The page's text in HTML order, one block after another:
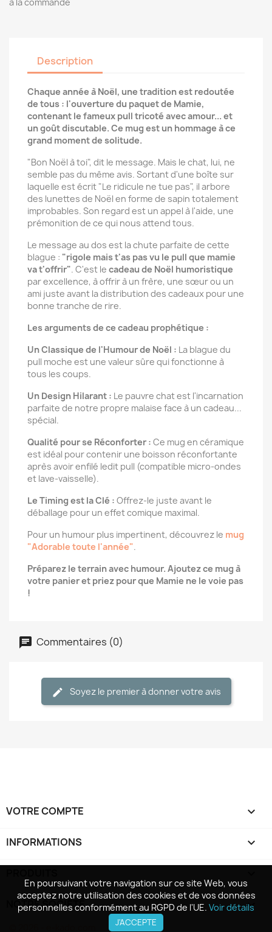
En poursuivant votre navigation sur ce site Web, vous
acceptez notre utilisation des cookies et de vos données
personnelles conformément au RGPD de l'UE. Voir détails
J'ACCEPTE
Description
Chaque année à Noël, une tradition est redoutée
de tous : l'ouverture du paquet de Mamie,
contenant le fameux pull tricoté avec amour... et
un goût discutable. Ce mug est un hommage à ce
grand moment de solitude.
"Bon Noël à toi", dit le message. Mais le chat, lui, ne
semble pas du même avis. Sortant d'une boîte sur
laquelle est écrit "Le ridicule ne tue pas", il arbore
des lunettes de Noël en forme de sapin totalement
improbables. Son regard est un appel à l'aide, une
prémonition de ce qui nous attend tous.
Le message au dos est la chute parfaite de cette
blague : "rigole mais t'as pas vu le pull que mamie
va t'offrir". C'est le cadeau de Noël humoristique
par excellence, à offrir à un frère, une sœur ou un
ami juste avant la distribution des cadeaux pour une
bonne tranche de rire.
Les arguments de ce cadeau prophétique :
Un Classique de l'Humour de Noël : La blague du
pull moche est une valeur sûre qui fonctionne à
tous les coups.
Un Design Hilarant : Le pauvre chat est l'incarnation
parfaite de notre propre malaise face à un cadeau...
spécial.
Qualité pour se Réconforter : Ce mug en céramique
est idéal pour contenir une boisson réconfortante
après avoir enfilé ledit pull (compatible micro-ondes
et lave-vaisselle).
Le Timing est la Clé : Offrez-le juste avant le
déballage pour un effet comique maximal.
Pour un humour plus impertinent, découvrez le mug
"Adorable toute l'année".
Préparez le terrain avec humour. Ajoutez ce mug à
votre panier et priez pour que Mamie ne le voie pas
!
Commentaires (0)
Soyez le premier à donner votre avis
VOTRE COMPTE 
INFORMATIONS keyboard_arrow_down
NOTRE SOCIÉTÉ 
En poursuivant votre navigation sur ce site Web, vous
acceptez notre utilisation des cookies et de vos données
personnelles conformément au RGPD de l'UE. Voir détails
J'ACCEPTE